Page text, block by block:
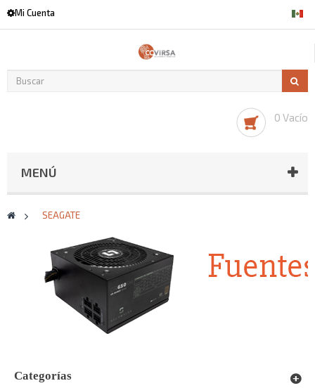
Mi Cuenta
0 Vacío
MENÚ
> SEAGATE
Categorías